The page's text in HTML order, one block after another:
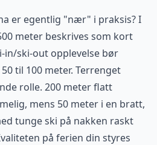
er egentlig "nær" i praksis? I
meter beskrives som kort
in/ski-out opplevelse bør
til 100 meter. Terrenget
rolle. 200 meter flatt
mens 50 meter i en bratt,
tunge ski på nakken raskt
på ferien din styres